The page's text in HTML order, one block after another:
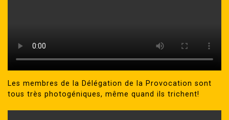
Les membres de la Délégation de la Provocation sont
tous très photogéniques, même quand ils trichent!